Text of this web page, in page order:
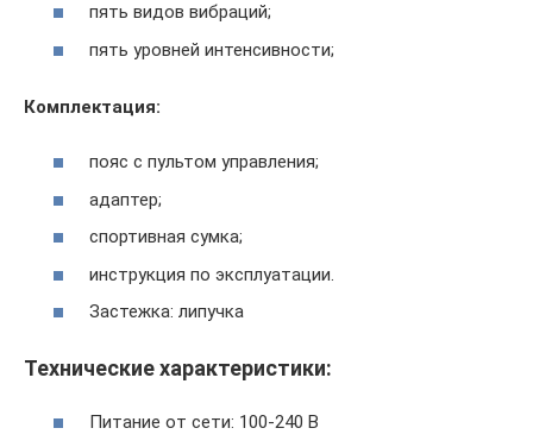
пять видов вибраций;
пять уровней интенсивности;
Комплектация:
пояс с пультом управления;
адаптер;
спортивная сумка;
инструкция по эксплуатации.
Застежка: липучка
Технические характеристики:
Питание от сети: 100-240 В